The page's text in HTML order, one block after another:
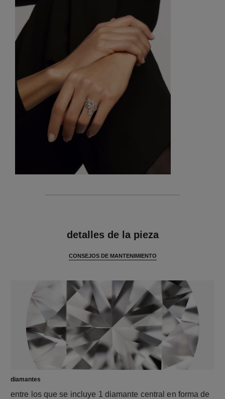
detalles de la pieza
CONSEJOS DE MANTENIMIENTO
diamantes
entre los que se incluye 1 diamante central en forma de